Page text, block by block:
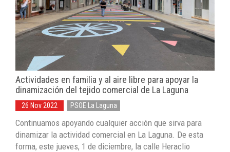
Actividades en familia y al aire libre para apoyar la
dinamización del tejido comercial de La Laguna
26 Nov 2022 PSOE La Laguna
Continuamos apoyando cualquier acción que sirva para
dinamizar la actividad comercial en La Laguna. De esta
forma, este jueves, 1 de diciembre, la calle Heraclio